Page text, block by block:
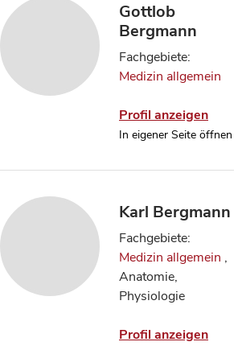
Gottlob
Bergmann
Fachgebiete:
Medizin allgemein
Profil anzeigen
In eigener Seite öffnen
Karl Bergmann
Fachgebiete:
Medizin allgemein ,
Anatomie,
Physiologie
Profil anzeigen